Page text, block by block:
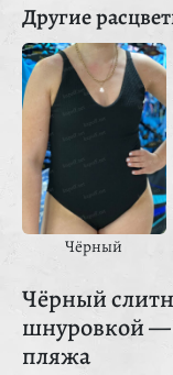
Другие
Чёрный
Чёрный
шнуровкой —
пляжа